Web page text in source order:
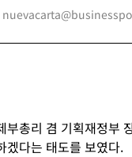
부총리 겸 기획재정부
겠다는 태도를 보였다.